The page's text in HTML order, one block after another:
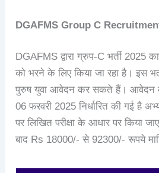
DGAFMS Group C
DGAFMS द्वारा ग्रुप-C भर्ती 2025
को भरने के लिए किया जा रहा है। इस
पुरुष युवा आवेदन कर सकते हैं। आवेदन
06 फरवरी 2025 निर्धारित की गई है
पर लिखित परीक्षा के आधार पर किया
बाद Rs 18000/- से 92300/- रूपये